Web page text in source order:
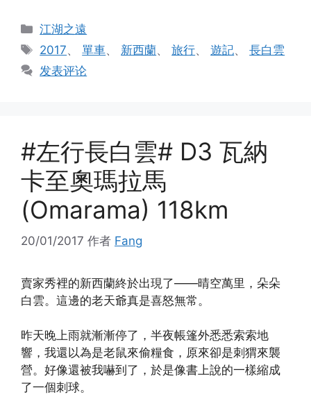
分
类
江湖之遠
标
签
2017、單車、 新西蘭、旅行、遊記、長白雲
发表评论
#左行長白雲# D3 瓦納
卡至奧瑪拉馬
(Omarama) 118km
20/01/2017 作者 Fang
賣家秀裡的新西蘭終於出現了——晴空萬里，朵朵
白雲。這邊的老天爺真是喜怒無常。
昨天晚上雨就漸漸停了，半夜帳篷外悉悉索索地
響，我還以為是老鼠來偷糧食，原來卻是刺猬來襲
營。好像還被我嚇到了，於是像書上說的一樣縮成
了一個刺球。